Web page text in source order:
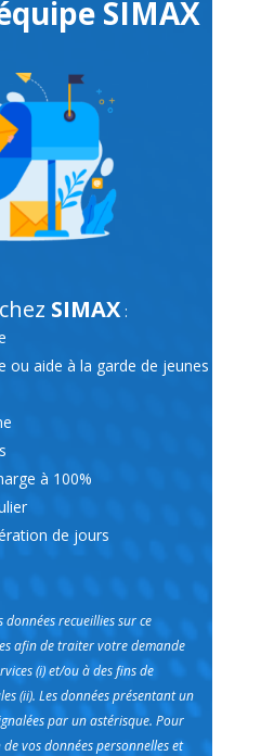
SIMAX
SIMAX:
ou aide à la garde de jeunes
à 100%
de jours
données recueillies sur ce
afin de traiter votre demande
(i) et/ou à des fins de
(ii). Les données présentant un
par un astérisque. Pour
vos données personnelles et